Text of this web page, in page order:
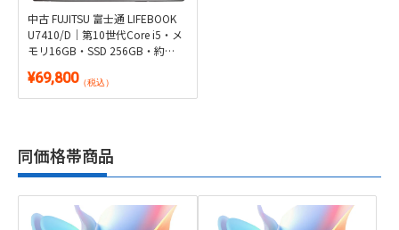
中古 FUJITSU 富士通 LIFEBOOK
U7410/D｜第10世代Core i5・メ
モリ16GB・SSD 256GB・約
Microsoft Office 2024付き
¥69,800（税込）
同価格帯商品